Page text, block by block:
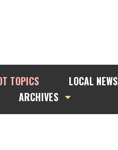
TOPICS
LOCAL NEWS
ARCHIVES